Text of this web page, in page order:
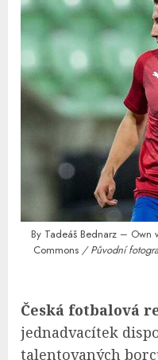
By Tadeáš Bednarz – Own
Commons / Původní
Česká fotbalová
jednadvacítek
talentovaných